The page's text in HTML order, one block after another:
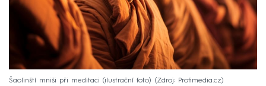
Šaolinští mniši při meditaci (ilustrační foto) Zdroj: Profimedia.cz